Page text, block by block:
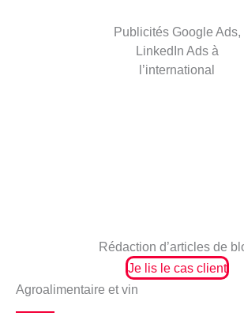
Publicités Google Ads,
LinkedIn Ads à
l’international
Rédaction d’articles de
Je lis le cas client
Agroalimentaire et vin